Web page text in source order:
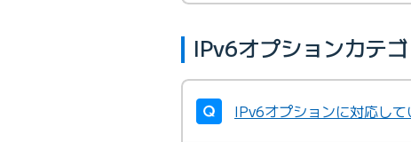
IPv6オプションカテ
IPv6オプションに対応し